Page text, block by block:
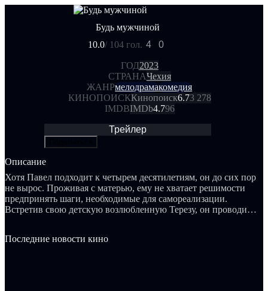
Будь мужчиной
10.0/ 104 гол. 4 0
ГОД2023
СТРАНАЧехия
ЖАНРмелодрамакомедия
КИНОПОИСККинопоиск6.73 278
IMDBIMDb4.796
Трейлер
Описание
Хотя Павел подходит к четырем десятилетиям, он до сих пор
не вырос. Проживая с матерью, ему не хватает решимости
предпринять шаги, необходимые для самореализации.
Встретив свою детскую возлюбленную Терезу, он проводит с
который, по ее мнению, не является истинным мужчиной. В
Последние новости кино